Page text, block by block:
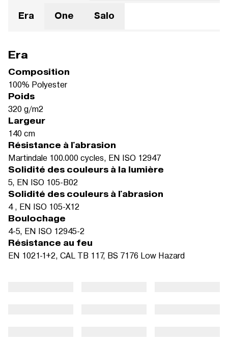
Era One Salo
Era
Composition
100% Polyester
Poids
320 g/m2
Largeur
140 cm
Résistance à l'abrasion
Martindale 100.000 cycles, EN ISO 12947
Solidité des couleurs à la lumière
5, EN ISO 105-B02
Solidité des couleurs à l'abrasion
4 , EN ISO 105-X12
Boulochage
4-5, EN ISO 12945-2
Résistance au feu
EN 1021-1+2, CAL TB 117, BS 7176 Low Hazard